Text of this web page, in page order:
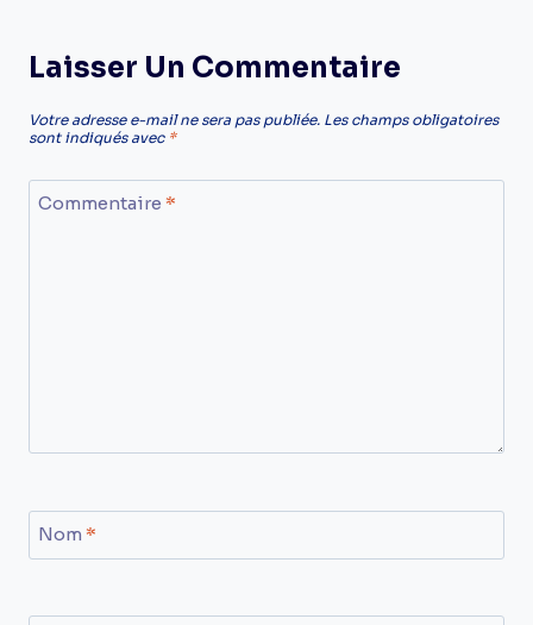
Laisser Un Commentaire
Votre adresse e-mail ne sera pas publiée. Les champs obligatoires
sont indiqués avec *
Commentaire *
Nom *